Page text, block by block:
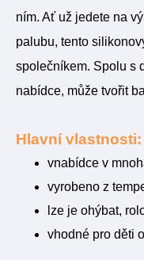
ním. Ať už jedete na
palubu, tento
společníkem. Spolu s
nabídce, může tvořit
Hlavní vlastnosti:
vnabídce v
vyrobeno z
lze je ohýbat,
vhodné pro děti